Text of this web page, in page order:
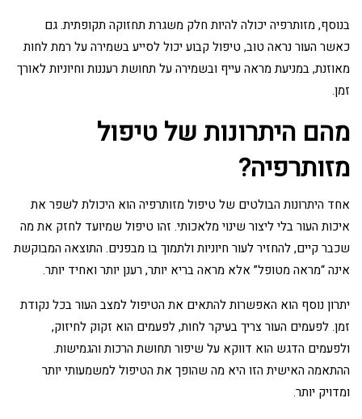
בנוסף, מזותרפיה יכולה להיות חלק משגרת תחזוקה תקופתית. גם
כאשר העור נראה טוב, טיפול קבוע יכול לסייע בשמירה על רמת לחות
מאוזנת, במניעת מראה עייף ובשמירה על תחושת רעננות וחיוניות לאורך
זמן.
מהם היתרונות של טיפול
מזותרפיה?
אחד היתרונות הבולטים של טיפול מזותרפיה הוא היכולת לשפר את
איכות העור בלי ליצור שינוי מלאכותי. זהו טיפול שמיועד לחזק את מה
שכבר קיים, להחזיר לעור חיוניות ולתמוך בו מבפנים. התוצאה המבוקשת
אינה “מראה מטופל” אלא מראה בריא יותר, רענן יותר ואחיד יותר.
יתרון נוסף הוא האפשרות להתאים את הטיפול למצב העור בכל נקודת
זמן. לפעמים העור צריך בעיקר לחות, לפעמים הוא זקוק לחיזוק,
ולפעמים הדגש הוא דווקא על שיפור תחושת הרכות והגמישות.
ההתאמה האישית הזו היא מה שהופך את הטיפול למשמעותי יותר
ומדויק יותר.